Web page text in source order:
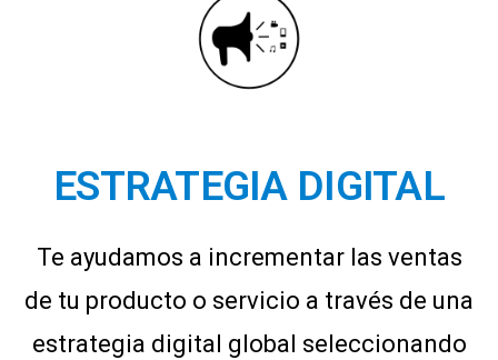
ESTRATEGIA DIGITAL
Te ayudamos a incrementar las ventas
de tu producto o servicio a través de una
estrategia digital global seleccionando